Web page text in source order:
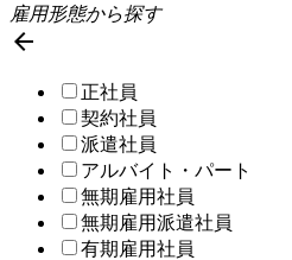
雇用形態から探す

正社員
契約社員
派遣社員
アルバイト・パート
無期雇用社員
無期雇用派遣社員
有期雇用社員